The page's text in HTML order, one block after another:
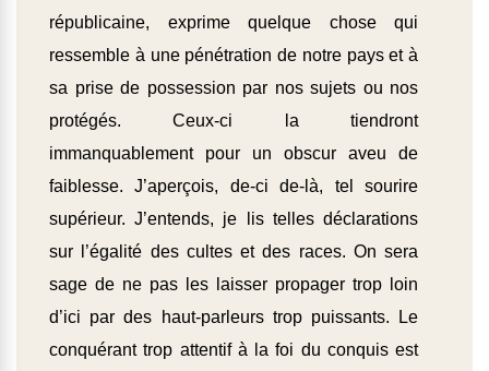
républicaine, exprime quelque chose qui
ressemble à une pénétration de notre pays et à
sa prise de possession par nos sujets ou nos
protégés. Ceux-ci la tiendront
immanquablement pour un obscur aveu de
faiblesse. J’aperçois, de-ci de-là, tel sourire
supérieur. J’entends, je lis telles déclarations
sur l’égalité des cultes et des races. On sera
sage de ne pas les laisser propager trop loin
d’ici par des haut-parleurs trop puissants. Le
conquérant trop attentif à la foi du conquis est